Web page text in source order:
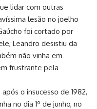
lidar com outras
lesão no joelho
foi cortado por
Leandro desistiu da
não vinha em
frustrante pela
o insucesso de 1982,
no dia 1º de junho, no